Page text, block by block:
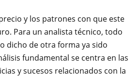
y los patrones con que este
Para un analista técnico, todo
dicho de otra forma ya sido
fundamental se centra en las
y sucesos relacionados con la